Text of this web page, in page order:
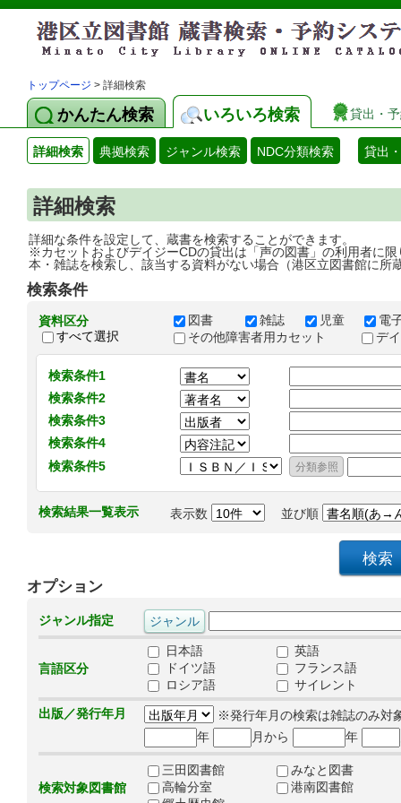
トップページ > 詳細検索
かんたん検索 いろいろ検索 貸出・
詳細検索 典拠検索 ジャンル検索 NDC分類検索 貸出
詳細検索
詳細な条件を設定して、蔵書を検索することができます。
※カセットおよびデイジーCDの貸出は「声の図書」の利用者に限
本・雑誌を検索し、該当する資料がない場合（港区立図書館に所
検索条件
資料区分
すべて選択
図書 雑誌 児童
電
その他障害者用カセット
デ
検索条件1
検索条件2
検索条件3
検索条件4
検索条件5
検索結果一覧表示 表示数 並び順
オプション
ジャンル指定
言語区分
日本語
英語
ドイツ語
フランス語
ロシア語
サイレント
出版／発行年月
※発行年月の検索は雑誌のみ対
年
月から 年
検索対象図書館
三田図書館
みなと図書
高輪分室
港南図書館